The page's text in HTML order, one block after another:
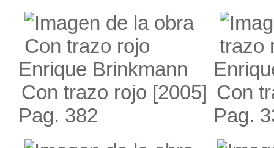
Enrique Brinkmann
Con trazo rojo [2005]
Pag. 382
Con
Pag.